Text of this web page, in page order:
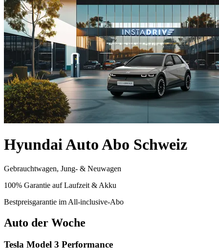
Hyundai Auto Abo Schweiz
Gebrauchtwagen, Jung- & Neuwagen
100% Garantie auf Laufzeit & Akku
Bestpreisgarantie im All-inclusive-Abo
Auto der Woche
Tesla Model 3 Performance